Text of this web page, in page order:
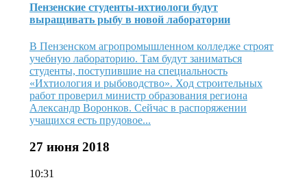
Пензенские студенты-ихтиологи будут
выращивать рыбу в новой лаборатории
В Пензенском агропромышленном колледже строят
учебную лабораторию. Там будут заниматься
студенты, поступившие на специальность
«Ихтиология и рыбоводство». Ход строительных
работ проверил министр образования региона
Александр Воронков. Сейчас в распоряжении
учащихся есть прудовое...
27 июня 2018
10:31